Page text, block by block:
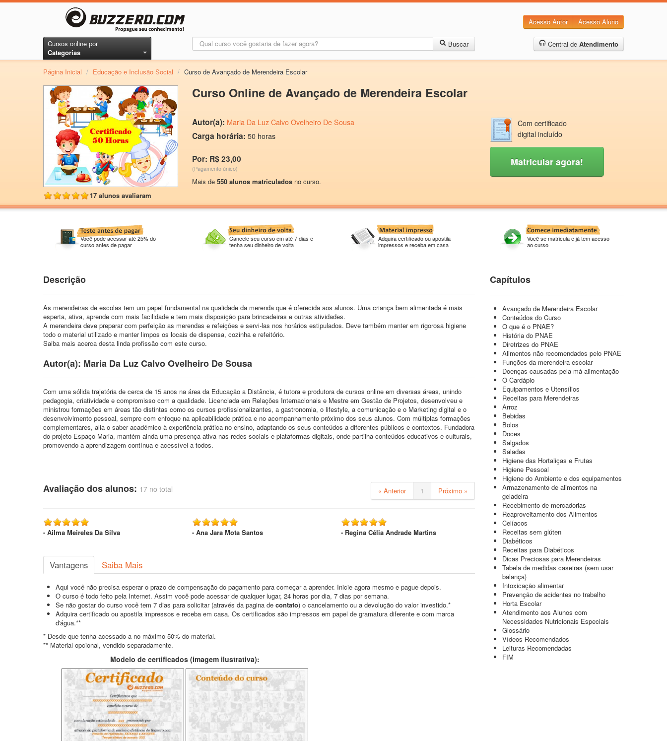
Acesso Autor Acesso Aluno
Cursos online por
Categorias
Buscar Central de Atendimento
Página Inicial / Educação e Inclusão Social / Curso de Avançado de Merendeira Escolar
17 alunos avaliaram
Curso Online de Avançado de Merendeira Escolar
Autor(a): Maria Da Luz Calvo Ovelheiro De Sousa
Carga horária: 50 horas
Por: R$ 23,00
(Pagamento único)
Mais de 550 alunos matriculados no curso.
Com certificado
digital incluído
Matricular agora!
Você pode acessar até 25% do
curso antes de pagar
Cancele seu curso em até 7 dias e
tenha seu dinheiro de volta
Adquira certificado ou apostila
impressos e receba em casa
Você se matricula e já tem acesso
ao curso
Descrição
As merendeiras de escolas tem um papel fundamental na qualidade da merenda que é oferecida aos alunos. Uma criança bem alimentada é mais
esperta, ativa, aprende com mais facilidade e tem mais disposição para brincadeiras e outras atividades.
A merendeira deve preparar com perfeição as merendas e refeições e servi-las nos horários estipulados. Deve também manter em rigorosa higiene
todo o material utilizado e manter limpos os locais de dispensa, cozinha e refeitório.
Saiba mais acerca desta linda profissão com este curso.
Autor(a): Maria Da Luz Calvo Ovelheiro De Sousa
Com uma sólida trajetória de cerca de 15 anos na área da Educação a Distância, é tutora e produtora de cursos online em diversas áreas, unindo
pedagogia, criatividade e compromisso com a qualidade. Licenciada em Relações Internacionais e Mestre em Gestão de Projetos, desenvolveu e
ministrou formações em áreas tão distintas como os cursos profissionalizantes, a gastronomia, o lifestyle, a comunicação e o Marketing digital e o
desenvolvimento pessoal, sempre com enfoque na aplicabilidade prática e no acompanhamento próximo dos seus alunos. Com múltiplas formações
complementares, alia o saber académico à experiência prática no ensino, adaptando os seus conteúdos a diferentes públicos e contextos. Fundadora
do projeto Espaço Maria, mantém ainda uma presença ativa nas redes sociais e plataformas digitais, onde partilha conteúdos educativos e culturais,
promovendo a aprendizagem contínua e acessível a todos.
Avaliação dos alunos: 17 no total « Anterior 1 Próximo »
- Ailma Meireles Da Silva - Ana Jara Mota Santos - Regina Célia Andrade Martins
Vantagens Saiba Mais
Aqui você não precisa esperar o prazo de compensação do pagamento para começar a aprender. Inicie agora mesmo e pague depois.
O curso é todo feito pela Internet. Assim você pode acessar de qualquer lugar, 24 horas por dia, 7 dias por semana.
Se não gostar do curso você tem 7 dias para solicitar (através da pagina de contato) o cancelamento ou a devolução do valor investido.*
Adquira certificado ou apostila impressos e receba em casa. Os certificados são impressos em papel de gramatura diferente e com marca
d'água.**
* Desde que tenha acessado a no máximo 50% do material.
** Material opcional, vendido separadamente.
Modelo de certificados (imagem ilustrativa):
Capítulos
Avançado de Merendeira Escolar
Conteúdos do Curso
O que é o PNAE?
História do PNAE
Diretrizes do PNAE
Alimentos não recomendados pelo PNAE
Funções da merendeira escolar
Doenças causadas pela má alimentação
O Cardápio
Equipamentos e Utensílios
Receitas para Merendeiras
Arroz
Bebidas
Bolos
Doces
Salgados
Saladas
Higiene das Hortaliças e Frutas
Higiene Pessoal
Higiene do Ambiente e dos equipamentos
Armazenamento de alimentos na
geladeira
Recebimento de mercadorias
Reaproveitamento dos Alimentos
Celíacos
Receitas sem glúten
Diabéticos
Receitas para Diabéticos
Dicas Preciosas para Merendeiras
Tabela de medidas caseiras (sem usar
balança)
Intoxicação alimentar
Prevenção de acidentes no trabalho
Horta Escolar
Atendimento aos Alunos com
Necessidades Nutricionais Especiais
Glossário
Vídeos Recomendados
Leituras Recomendadas
FIM